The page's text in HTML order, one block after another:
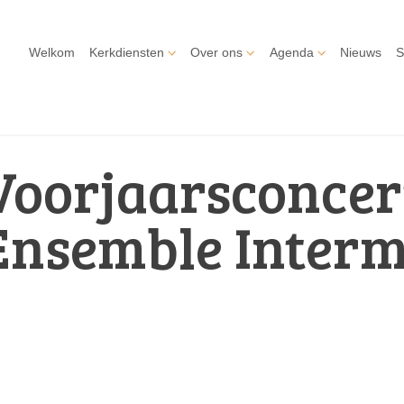
Welkom Kerkdiensten Over ons Agenda Nieuws